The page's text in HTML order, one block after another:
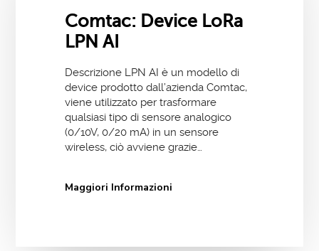
Comtac: Device LoRa
LPN AI
Descrizione LPN AI è un modello di
device prodotto dall’azienda Comtac,
viene utilizzato per trasformare
qualsiasi tipo di sensore analogico
(0/10V, 0/20 mA) in un sensore
wireless, ciò avviene grazie…
Maggiori Informazioni